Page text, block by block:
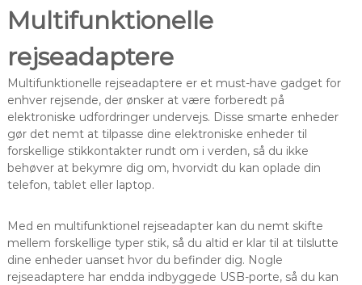
Multifunktionelle
rejseadaptere
Multifunktionelle rejseadaptere er et must-have gadget for
enhver rejsende, der ønsker at være forberedt på
elektroniske udfordringer undervejs. Disse smarte enheder
gør det nemt at tilpasse dine elektroniske enheder til
forskellige stikkontakter rundt om i verden, så du ikke
behøver at bekymre dig om, hvorvidt du kan oplade din
telefon, tablet eller laptop.
Med en multifunktionel rejseadapter kan du nemt skifte
mellem forskellige typer stik, så du altid er klar til at tilslutte
dine enheder uanset hvor du befinder dig. Nogle
rejseadaptere har endda indbyggede USB-porte, så du kan